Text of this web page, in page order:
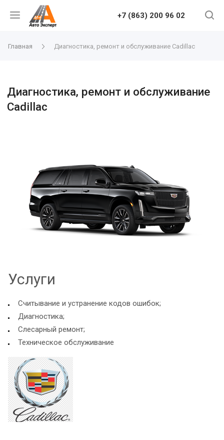
+7 (863) 200 96 02
Главная Диагностика, ремонт и обслуживание Cadillac
Диагностика, ремонт и обслуживание
Cadillac
Услуги
Считывание и устранение кодов ошибок;
Диагностика;
Слесарный ремонт;
Техническое обслуживание